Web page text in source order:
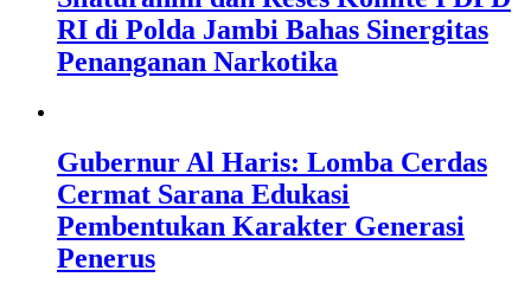
RI di Polda Jambi Bahas Sinergitas
Penanganan Narkotika
Gubernur Al Haris: Lomba Cerdas
Cermat Sarana Edukasi
Pembentukan Karakter Generasi
Penerus